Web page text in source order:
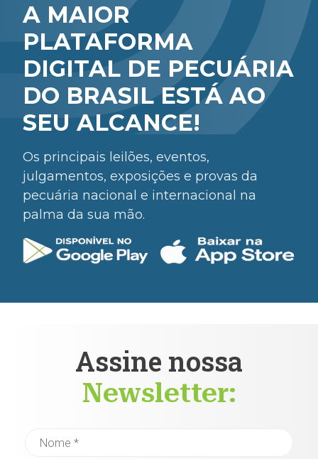
A MAIOR
PLATAFORMA
DIGITAL DE PECUÁRIA
DO BRASIL ESTÁ AO
SEU ALCANCE!
Os principais leilões, eventos,
julgamentos, exposições e provas da
pecuária nacional e internacional na
palma da sua mão.
Assine nossa
Newsletter: